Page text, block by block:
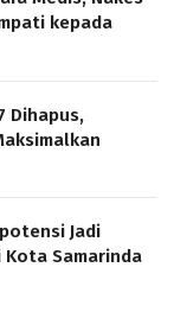
kepada
Dihapus,
Jadi
Kota Samarinda